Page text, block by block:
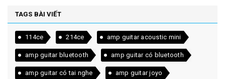
TAGS BÀI VIẾT
114ce 214ce amp guitar acoustic mini
amp guitar bluetooth amp guitar có bluetooth
amp guitar có tai nghe amp guitar joyo